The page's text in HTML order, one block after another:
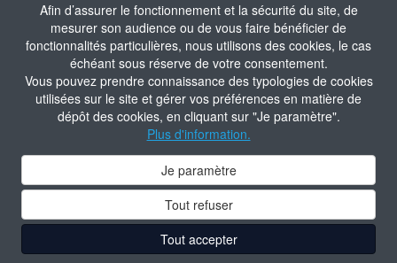
Afin d’assurer le fonctionnement et la sécurité du site, de
mesurer son audience ou de vous faire bénéficier de
fonctionnalités particulières, nous utilisons des cookies, le cas
échéant sous réserve de votre consentement.
Vous pouvez prendre connaissance des typologies de cookies
utilisées sur le site et gérer vos préférences en matière de
dépôt des cookies, en cliquant sur "Je paramètre".
Plus d'information.
Je paramètre
Tout refuser
Tout accepter